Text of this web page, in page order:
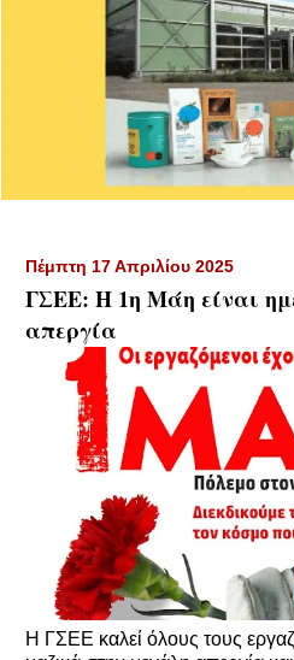
Πέμπτη 17 Απριλίου 2025
ΓΣΕΕ: Η 1η Μάη είναι
απεργία
Η ΓΣΕΕ καλεί όλους τους